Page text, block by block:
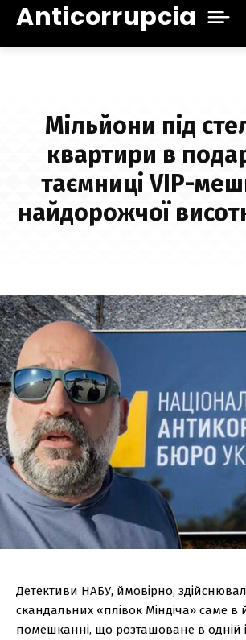
Anticorrupcia
Мільйони під
квартири в
таємниці VIP-
найдорожчої
Детективи НАБУ, ймовірно,
скандальних «плівок Міндіча» саме в
помешканні, що розташоване в одній